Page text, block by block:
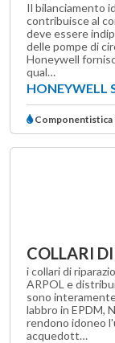
Il bilanciamento
contribuisce al
deve essere
delle pompe di
Honeywell
qual…
HONEYWELL
Componentistica
COLLARI
i collari di
ARPOL e
sono
labbro in EPDM,
rendono idoneo
acquedott…